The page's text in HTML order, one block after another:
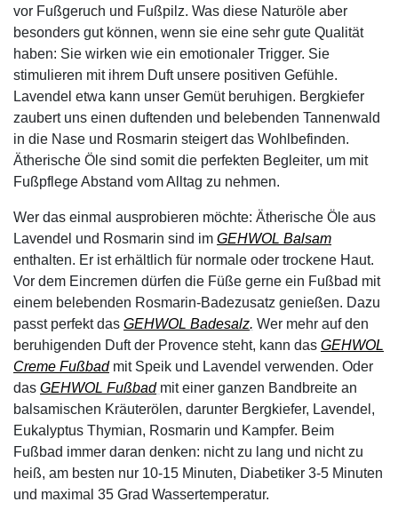
vor Fußgeruch und Fußpilz. Was diese Naturöle aber
besonders gut können, wenn sie eine sehr gute Qualität
haben: Sie wirken wie ein emotionaler Trigger. Sie
stimulieren mit ihrem Duft unsere positiven Gefühle.
Lavendel etwa kann unser Gemüt beruhigen. Bergkiefer
zaubert uns einen duftenden und belebenden Tannenwald
in die Nase und Rosmarin steigert das Wohlbefinden.
Ätherische Öle sind somit die perfekten Begleiter, um mit
Fußpflege Abstand vom Alltag zu nehmen.
Wer das einmal ausprobieren möchte: Ätherische Öle aus
Lavendel und Rosmarin sind im GEHWOL Balsam
enthalten. Er ist erhältlich für normale oder trockene Haut.
Vor dem Eincremen dürfen die Füße gerne ein Fußbad mit
einem belebenden Rosmarin-Badezusatz genießen. Dazu
passt perfekt das GEHWOL Badesalz. Wer mehr auf den
beruhigenden Duft der Provence steht, kann das GEHWOL
Creme Fußbadmit Speik und Lavendel verwenden. Oder
das GEHWOL Fußbad mit einer ganzen Bandbreite an
balsamischen Kräuterölen, darunter Bergkiefer, Lavendel,
Eukalyptus Thymian, Rosmarin und Kampfer. Beim
Fußbad immer daran denken: nicht zu lang und nicht zu
heiß, am besten nur 10-15 Minuten, Diabetiker 3-5 Minuten
und maximal 35 Grad Wassertemperatur.